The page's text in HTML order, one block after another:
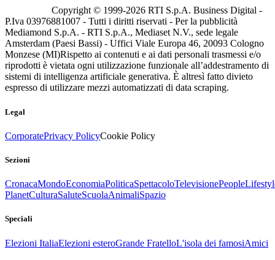
Copyright © 1999-2026 RTI S.p.A. Business Digital -
P.Iva 03976881007 - Tutti i diritti riservati - Per la pubblicità
Mediamond S.p.A. - RTI S.p.A., Mediaset N.V., sede legale
Amsterdam (Paesi Bassi) - Uffici Viale Europa 46, 20093 Cologno
Monzese (MI)Rispetto ai contenuti e ai dati personali trasmessi e/o
riprodotti è vietata ogni utilizzazione funzionale all’addestramento di
sistemi di intelligenza artificiale generativa. È altresì fatto divieto
espresso di utilizzare mezzi automatizzati di data scraping.
Legal
CorporatePrivacy PolicyCookie Policy
Sezioni
CronacaMondoEconomiaPoliticaSpettacoloTelevisionePeople
PlanetCulturaSaluteScuolaAnimaliSpazio
Speciali
Elezioni ItaliaElezioni esteroGrande FratelloL'isola dei famosiAmici